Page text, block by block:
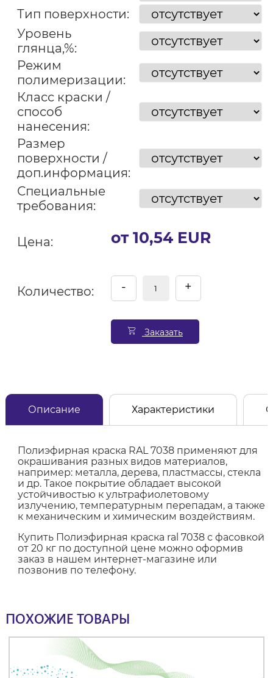
Тип поверхности:
Уровень
глянца,%:
Режим
полимеризации:
Класс краски /
способ
нанесения:
Размер
поверхности /
доп.информация:
Специальные
требования:
Цена: от 10,54 EUR
Количество: - +
Заказать
Описание Характеристики
Полиэфирная краска RAL 7038 применяют для
окрашивания разных видов материалов,
например: металла, дерева, пластмассы, стекла
и др. Такое покрытие обладает высокой
устойчивостью к ультрафиолетовому
излучению, температурным перепадам, а также
к механическим и химическим воздействиям.
Купить Полиэфирная краска ral 7038 с фасовкой
от 20 кг по доступной цене можно оформив
заказ в нашем интернет-магазине или
позвонив по телефону.
ПОХОЖИЕ ТОВАРЫ